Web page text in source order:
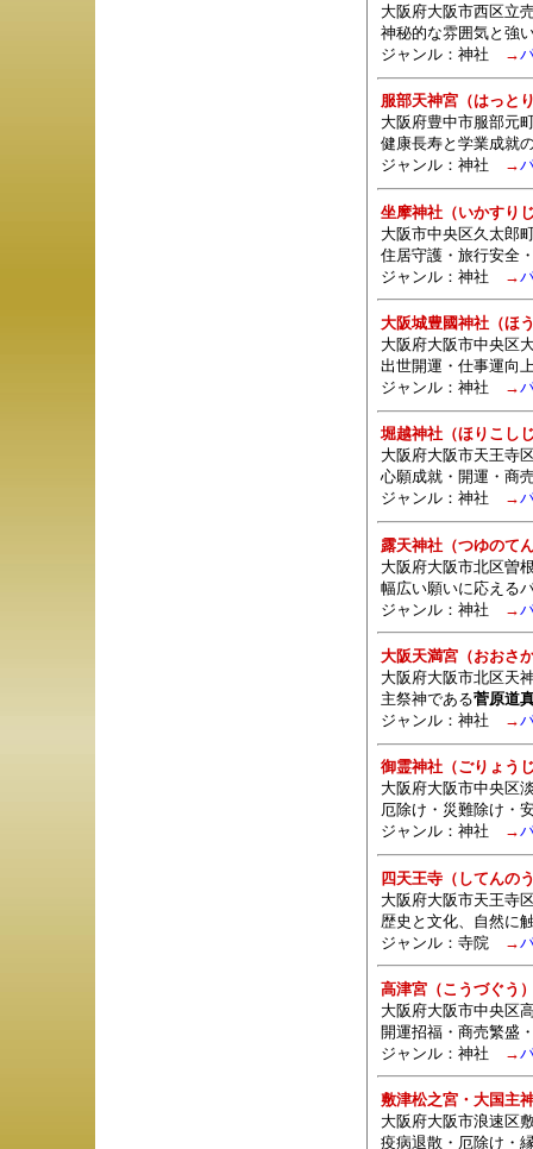
大阪府大阪市西区立
神秘的な雰囲気と強
ジャンル： 神社 →
服部天神宮（はっと
大阪府豊中市服部元
健康長寿と学業成就
ジャンル： 神社 →
坐摩神社（いかすり
大阪市中央区久太郎
住居守護・旅行安全
ジャンル： 神社 →
大阪城豊國神社（ほ
大阪府大阪市中央区
出世開運・仕事運向
ジャンル： 神社 →
堀越神社（ほりこし
大阪府大阪市天王寺
心願成就・開運・商
ジャンル： 神社 →
露天神社（つゆのて
大阪府大阪市北区曽
幅広い願いに応える
ジャンル： 神社 →
大阪天満宮（おおさ
大阪府大阪市北区天
主祭神である菅原道
ジャンル： 神社 →
御霊神社（ごりょう
大阪府大阪市中央区
厄除け・災難除け・
ジャンル： 神社 →
四天王寺（してんの
大阪府大阪市天王寺
歴史と文化、自然に
ジャンル： 寺院→
高津宮（こうづぐう
大阪府大阪市中央区
開運招福・商売繁盛
ジャンル： 神社 →
敷津松之宮・大国主
大阪府大阪市浪速区
疫病退散・厄除け・